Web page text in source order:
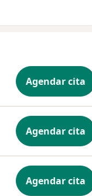
Agendar cita
Agendar cita
Agendar cita